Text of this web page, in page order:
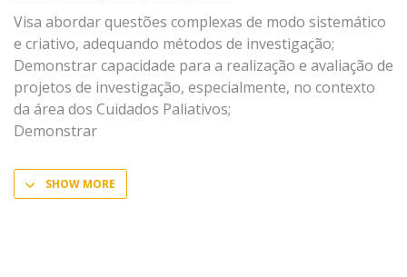
Visa abordar questões complexas de modo sistemático
e criativo, adequando métodos de investigação;
Demonstrar capacidade para a realização e avaliação de
projetos de investigação, especialmente, no contexto
da área dos Cuidados Paliativos;
Demonstrar
SHOW MORE